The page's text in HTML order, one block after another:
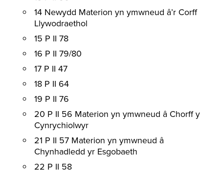
14 Newydd Materion yn ymwneud â’r Corff
Llywodraethol
15 P II 78
16 P II 79/80
17 P II 47
18 P II 64
19 P II 76
20 P II 56 Materion yn ymwneud â Chorff y
Cynrychiolwyr
21 P II 57 Materion yn ymwneud â
Chynhadledd yr Esgobaeth
22 P II 58